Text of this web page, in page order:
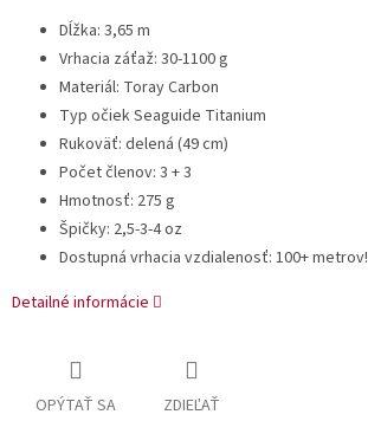
Dĺžka: 3,65 m
Vrhacia záťaž: 30-1100 g
Materiál: Toray Carbon
Typ očiek Seaguide Titanium
Rukoväť: delená (49 cm)
Počet členov: 3 + 3
Hmotnosť: 275 g
Špičky: 2,5-3-4 oz
Dostupná vrhacia vzdialenosť: 100+ metrov!
Detailné informácie
OPÝTAŤ SA ZDIEĽAŤ